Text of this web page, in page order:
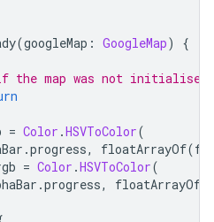
(googleMap : GoogleMap) {
map was not initialised
= Color .HSVToColor(
.progress, floatArrayOf(
= Color .HSVToColor(
.progress, floatArrayOf